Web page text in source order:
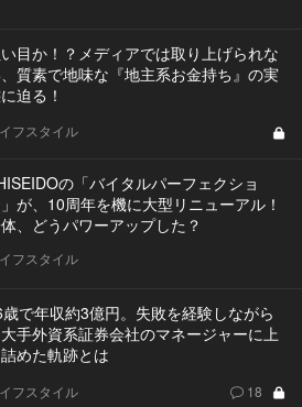
目か！？メディアでは取り上げられな
質素で地味な『地主系お金持ち』の実
迫る！
フスタイル
の「バイタルパーフェクショ
が、10周年を機に大型リニューアル！
、どうパワーアップした？
フスタイル
で年収約3億円。失敗を経験しながら
手外資系証券会社のマネージャーに上
詰めた軌跡とは
フスタイル 18